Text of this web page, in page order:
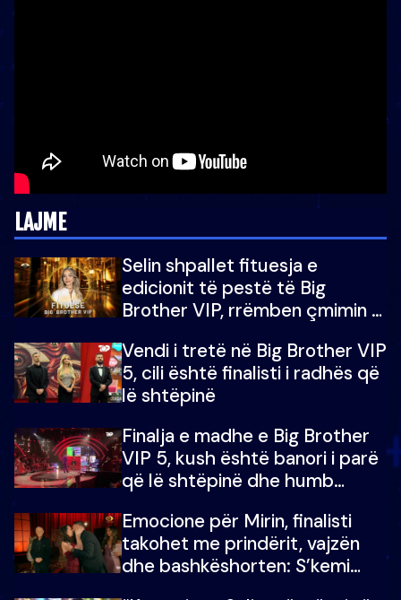
LAJME
Selin shpallet fituesja e
edicionit të pestë të Big
Brother VIP, rrëmben çmimin e
Vendi i tretë në Big Brother VIP
5, cili është finalisti i radhës që
lë shtëpinë
Finalja e madhe e Big Brother
VIP 5, kush është banori i parë
që lë shtëpinë dhe humb
çmimin e madh
Emocione për Mirin, finalisti
takohet me prindërit, vajzën
dhe bashkëshorten: S’kemi